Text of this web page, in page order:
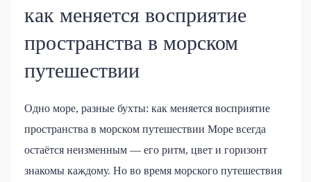
как меняется восприятие
пространства в морском
путешествии
Одно море, разные бухты: как меняется восприятие
пространства в морском путешествии Море всегда
остаётся неизменным — его ритм, цвет и горизонт
знакомы каждому. Но во время морского путешествия